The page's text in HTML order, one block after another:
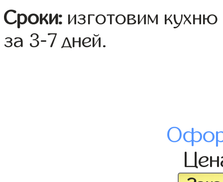
Сроки: изготовим
за 3-7 дней.